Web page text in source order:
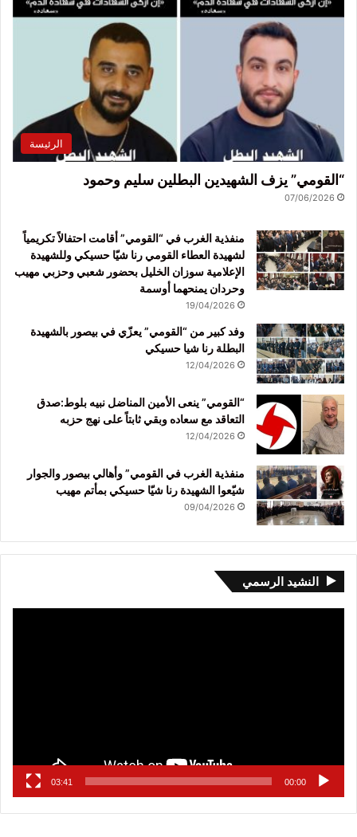
الرئيسة
“القومي” يزف الشهيدين البطلين سليم وحمود
07/06/2026
منفذية الغرب في “القومي” أقامت احتفالاً تكريمياً
لشهيدة العطاء القومي رنا شيّا حسيكي وللشهيدة
الإعلامية سوزان الخليل بحضور شعبي وحزبي مهيب
وحردان يمنحهما أوسمة
19/04/2026
وفد كبير من “القومي” يعزّي في بيصور بالشهيدة
البطلة رنا شيا حسيكي
12/04/2026
“القومي” ينعى الأمين المناضل نبيه بلوط:صدق
التعاقد مع سعاده وبقي ثابتاً على نهج حزبه
12/04/2026
منفذية الغرب في القومي” وأهالي بيصور والجوار
شيّعوا الشهيدة رنا شيّا حسيكي بمأتم مهيب
09/04/2026
النشيد الرسمي
00:00
03:41